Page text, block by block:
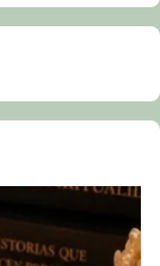
gairebé
la